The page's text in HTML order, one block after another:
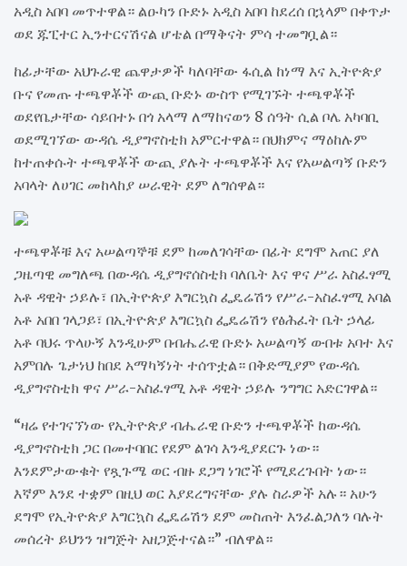
አዲስ አበባ መጥተዋል። ልዑካን ቡድኑ አዲስ አበባ ከደረሰ በኋላም በቀጥታ
ወደ ጁፒተር ኢንተርናሽናል ሆቴል በማቅናት ምሳ ተመግቧል።
ከፊታቸው አህጉራዊ ጨዋታዎች ካለባቸው ፋሲል ከነማ እና ኢትዮጵያ
ቡና የመጡ ተጫዋቾች ውጪ ቡድኑ ውስጥ የሚገኙት ተጫዋቾች
ወደየቤታቸው ሳይበተኑ በጎ አላማ ለማከናወን 8 ሰዓት ሲል ቦሌ አካባቢ
ወደሚገኘው ውዳሴ ዲያግኖስቲክ አምርተዋል። በህክምና ማዕከሉም
ከተጠቀሱት ተጫዋቾች ውጪ ያሉት ተጫዋቾች እና የአሠልጣኝ ቡድን
አባላት ለሀገር መከላከያ ሠራዊት ደም ለግሰዋል።
ተጫዋቾቹ እና አሠልጣኞቹ ደም ከመለገሳቸው በፊት ደግሞ አጠር ያለ
ጋዜጣዊ መግለጫ በውዳሴ ዲያግኖሰስቲክ ባለቤት እና ዋና ሥራ አስፈፃሚ
አቶ ዳዊት ኃይሉ፣ በኢትዮጵያ እግርኳስ ፌዴሬሽን የሥራ-አስፈፃሚ አባል
አቶ አበበ ገላጋይ፣ በኢትዮጵያ እግርኳስ ፌዴሬሽን የፅሕፈት ቤት ኃላፊ
አቶ ባህሩ ጥላሁኝ እንዲሁም በብሔራዊ ቡድኑ አሠልጣኝ ውበቱ አባተ እና
አምበሉ ጌታነህ ከበደ አማካኝነት ተሰጥቷል። በቅድሚያም የውዳሴ
ዲያግኖስቲክ ዋና ሥራ-አስፈፃሚ አቶ ዳዊት ኃይሉ ንግግር አድርገዋል።
“ዛሬ የተገናኘነው የኢትዮጵያ ብሔራዊ ቡድን ተጫዋቾች ከውዳሴ
ዲያግኖስቲክ ጋር በመተባበር የደም ልገሳ እንዲያደርጉ ነው።
እንደምታውቁት የጿጉሜ ወር ብዙ ደጋግ ነገሮች የሚደረጉበት ነው።
እኛም እንደ ተቋም በዚህ ወር እያደረግናቸው ያሉ ስራዎች አሉ። አሁን
ደግሞ የኢትዮጵያ እግርኳስ ፌዴሬሽን ደም መስጠት እንፈልጋለን ባሉት
መሰረት ይህንን ዝግጅት አዘጋጅተናል።” ብለዋል።